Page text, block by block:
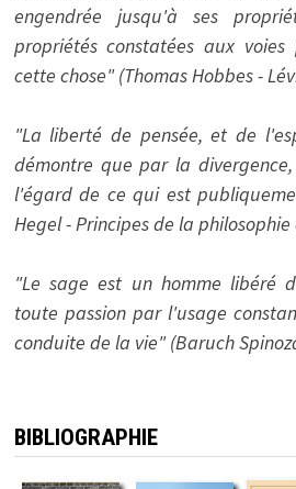
engendrée jusqu'à ses
propriétés constatées aux voies
cette chose" (Thomas Hobbes -
"La liberté de pensée, et de
démontre que par la
l'égard de ce qui est
Hegel - Principes de la
"Le sage est un homme libéré
toute passion par l'usage
conduite de la vie" (Baruch
BIBLIOGRAPHIE